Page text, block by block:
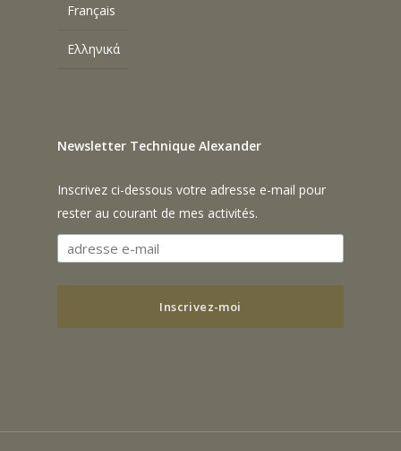
Français
Ελληνικά
Newsletter Technique Alexander
Inscrivez ci-dessous votre adresse e-mail pour
rester au courant de mes activités.